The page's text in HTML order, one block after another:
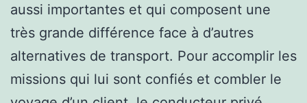
aussi importantes et qui composent une
très grande différence face à d’autres
alternatives de transport. Pour accomplir les
missions qui lui sont confiés et combler le